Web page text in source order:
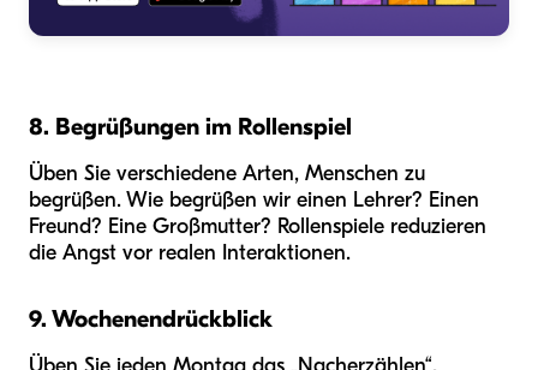
8. Begrüßungen im Rollenspiel
Üben Sie verschiedene Arten, Menschen zu
begrüßen. Wie begrüßen wir einen Lehrer? Einen
Freund? Eine Großmutter? Rollenspiele reduzieren
die Angst vor realen Interaktionen.
9. Wochenendrückblick